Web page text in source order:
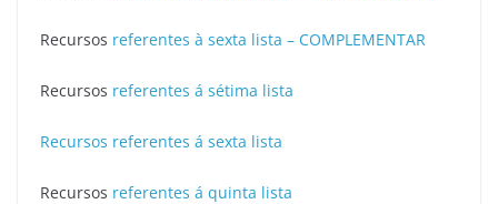
Recursos referentes à sexta lista – COMPLEMENTAR
Recursos referentes á sétima lista
Recursos referentes á sexta lista
Recursos referentes á quinta lista